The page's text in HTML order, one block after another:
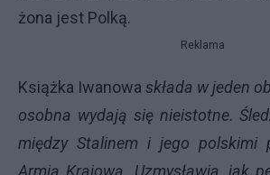
żona jest Polką.
Reklama
Książka Iwanowa składa w jeden
osobna wydają się nieistotne.
między Stalinem i jego polskimi
Armią Krajową. Uzmysławia, jak